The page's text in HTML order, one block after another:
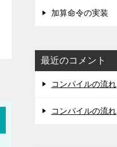
加算命令の実装
最近のコメント
コンパイルの流れ
コンパイルの流れ